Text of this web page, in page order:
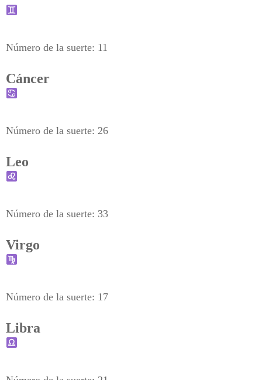
Número de la suerte: 11
Cáncer
Número de la suerte: 26
Leo
Número de la suerte: 33
Virgo
Número de la suerte: 17
Libra